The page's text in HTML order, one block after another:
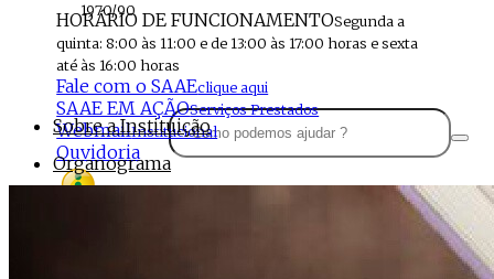
1970/90
HORÁRIO DE FUNCIONAMENTOSegunda a
quinta: 8:00 às 11:00 e de 13:00 às 17:00 horas e sexta
até às 16:00 horas
Fale com o SAAEclique aqui
SAAE EM AÇÃOServiços Prestados
WebmailInstitucional
Ouvidoria
Sobre a Instituição
Organograma